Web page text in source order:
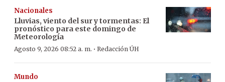
Nacionales
Lluvias, viento del sur y tormentas: El
pronóstico para este domingo de
Meteorología
Agosto 9, 2026 08:52 a. m. · Redacción ÚH
Mundo